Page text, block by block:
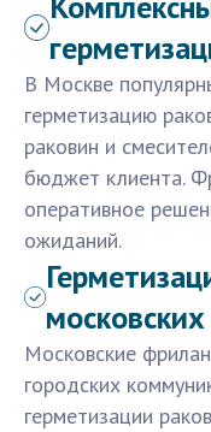
В Москве
герметизацию
раковин и
бюджет клиента.
оперативное
ожиданий.
Московские
городских
герметизации